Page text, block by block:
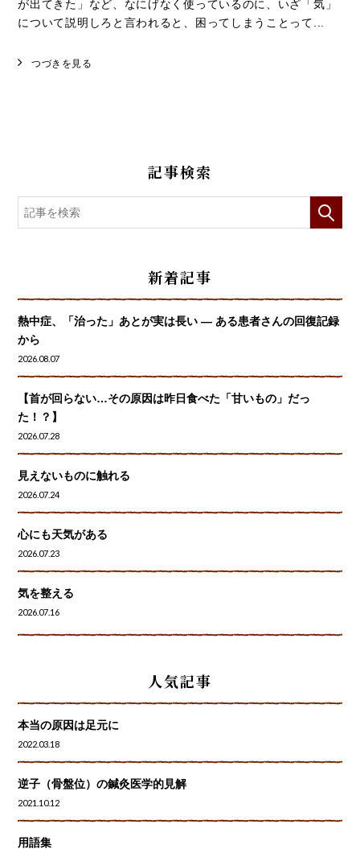
が出てきた」など、なにげなく使っているのに、いざ「気」
について説明しろと言われると、困ってしまうことって...
つづきを見る
記事検索
新着記事
熱中症、「治った」あとが実は長い ― ある患者さんの回復記録
から
2026.08.07
【首が回らない…その原因は昨日食べた「甘いもの」だっ
た！？】
2026.07.28
見えないものに触れる
2026.07.24
心にも天気がある
2026.07.23
気を整える
2026.07.16
人気記事
本当の原因は足元に
2022.03.18
逆子（骨盤位）の鍼灸医学的見解
2021.10.12
用語集